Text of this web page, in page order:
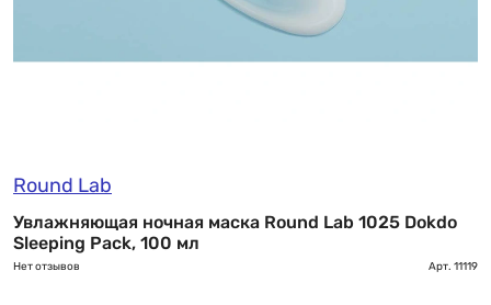
Round Lab
Увлажняющая ночная маска Round Lab 1025 Dokdo
Sleeping Pack, 100 мл
Нет отзывов Арт. 11119